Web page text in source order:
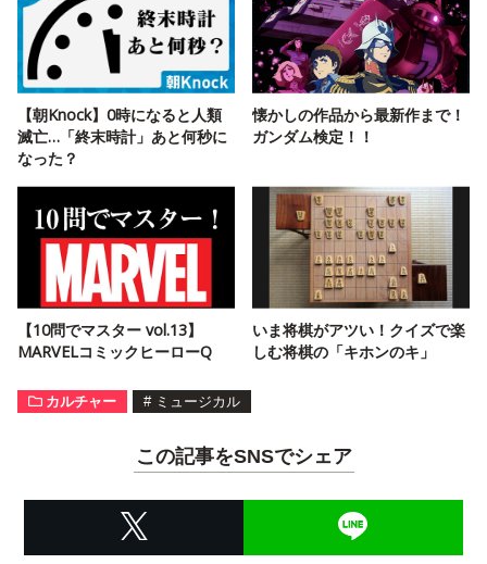
【朝Knock】0時になると人類
滅亡…「終末時計」あと何秒に
なった？
懐かしの作品から最新作まで！
ガンダム検定！！
【10問でマスター vol.13】
MARVELコミックヒーローQ
いま将棋がアツい！クイズで楽
しむ将棋の「キホンのキ」
カルチャー # ミュージカル
この記事をSNSでシェア